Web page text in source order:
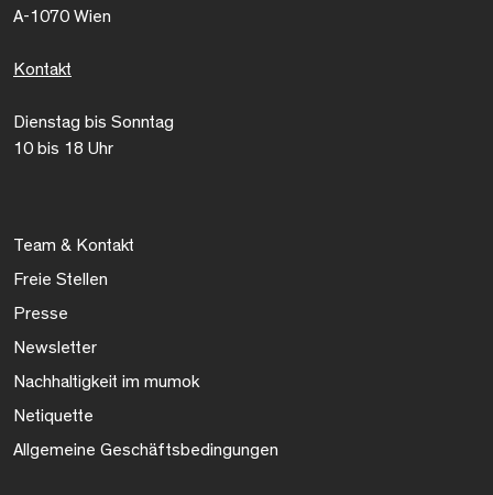
A-1070 Wien
Kontakt
Dienstag bis Sonntag
10 bis 18 Uhr
Team & Kontakt
Freie Stellen
Presse
Newsletter
Nachhaltigkeit im mumok
Netiquette
Allgemeine Geschäftsbedingungen